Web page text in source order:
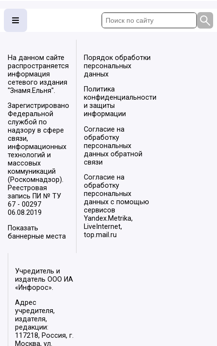
На данном сайте
распространяется
информация
сетевого издания
"Знамя.Ельня".
Зарегистрировано
Федеральной
службой по
надзору в сфере
связи,
информационных
технологий и
массовых
коммуникаций
(Роскомнадзор).
Реестровая
запись ПИ № ТУ
67 - 00297
06.08.2019
Показать
баннерные места
Порядок обработки
персональных
данных
Политика
конфиденциальности
и защиты
информации
Согласие на
обработку
персональных
данных обратной
связи
Согласие на
обработку
персональных
данных с помощью
сервисов
Yandex.Metrika,
LiveInternet,
top.mail.ru
Учредитель и
издатель ООО ИА
«Инфорос».
Адрес
учредителя,
издателя,
редакции:
117218, Россия, г.
Москва, ул.